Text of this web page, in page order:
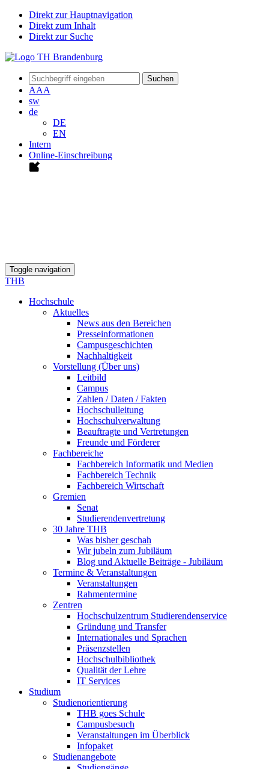
Direkt zur Hauptnavigation
Direkt zum Inhalt
Direkt zur Suche
Suchen
AAA
sw
de
DE
EN
Intern
Online-Einschreibung
Toggle navigation
THB
Hochschule
Aktuelles
News aus den Bereichen
Presseinformationen
Campusgeschichten
Nachhaltigkeit
Vorstellung (Über uns)
Leitbild
Campus
Zahlen / Daten / Fakten
Hochschulleitung
Hochschulverwaltung
Beauftragte und Vertretungen
Freunde und Förderer
Fachbereiche
Fachbereich Informatik und Medien
Fachbereich Technik
Fachbereich Wirtschaft
Gremien
Senat
Studierendenvertretung
30 Jahre THB
Was bisher geschah
Wir jubeln zum Jubiläum
Blog und Aktuelle Beiträge - Jubiläum
Termine & Veranstaltungen
Veranstaltungen
Rahmentermine
Zentren
Hochschulzentrum Studierendenservice
Gründung und Transfer
Internationales und Sprachen
Präsenzstellen
Hochschulbibliothek
Qualität der Lehre
IT Services
Studium
Studienorientierung
THB goes Schule
Campusbesuch
Veranstaltungen im Überblick
Infopaket
Studienangebote